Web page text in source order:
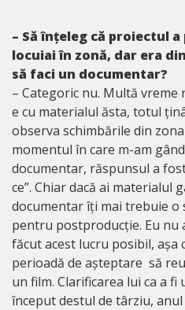
– Să înțeleg că proiectul
locuiai în zonă, dar era
să faci un documentar?
– Categoric nu. Multă
e cu materialul ăsta, totul
observa schimbările din
momentul în care m-am
documentar, răspunsul a
ce”. Chiar dacă ai materialul
documentar îți mai trebuie o
pentru postproducție. Eu nu
făcut acest lucru posibil, așa
perioadă de așteptare să
un film. Clarificarea lui ca a
început destul de târziu,